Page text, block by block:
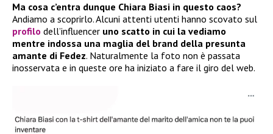
Ma cosa c’entra dunque Chiara Biasi in questo caos?
Andiamo a scoprirlo. Alcuni attenti utenti hanno scovato sul
profilo dell’influencer uno scatto in cui la vediamo
mentre indossa una maglia del brand della presunta
amante di Fedez. Naturalmente la foto non è passata
inosservata e in queste ore ha iniziato a fare il giro del web.